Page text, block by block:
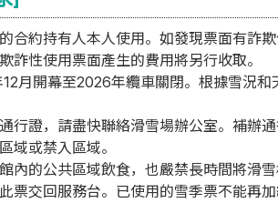
合約持有人本人使用。如發現票面有詐
詐性使用票面產生的費用將另行收取。
月開幕至2026年纜車關閉。根據雪況
行證，請盡快聯絡滑雪場辦公室。補辦
域或禁入區域。
內的公共區域飲食，也嚴禁長時間將滑
票交回服務台。已使用的雪季票不能再加